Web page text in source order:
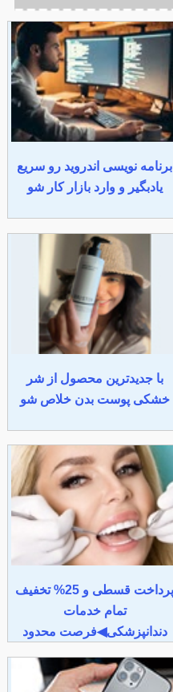
برنامه نویسی اندروید رو سریع
یادبگیر و وارد بازار کار شو
با جدیدترین محصول از شر
خشکی پوست بدن خلاص شو
پرداخت قسطی و 25% تخفیف
تمام خدمات
دندانپزشکی◀فرصت محدود